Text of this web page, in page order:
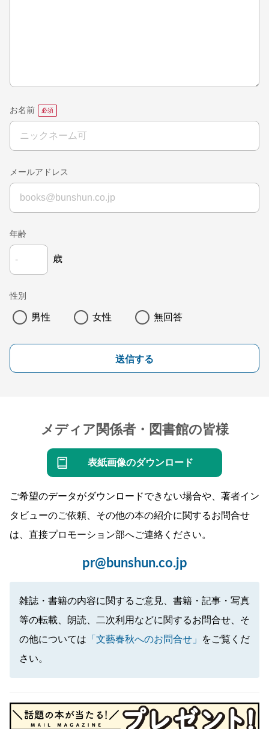
お名前
メールアドレス
年齢
歳
性別
男性 女性 無回答
送信する
メディア関係者・図書館の皆様
表紙画像のダウンロード
ご希望のデータがダウンロードできない場合や、著者イン
タビューのご依頼、その他の本の紹介に関するお問合せ
は、直接プロモーション部へご連絡ください。
pr@bunshun.co.jp
雑誌・書籍の内容に関するご意見、書籍・記事・写真
等の転載、朗読、二次利用などに関するお問合せ、そ
の他については 「文藝春秋へのお問合せ」
をご覧くだ
さい。